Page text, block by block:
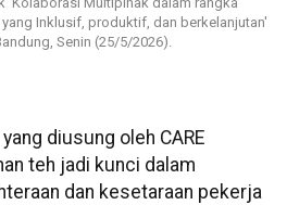
Inklusif, produktif, dan berkelanjutan'
Senin (25/5/2026).
diusung oleh CARE
teh jadi kunci dalam
dan kesetaraan pekerja